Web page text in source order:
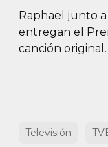
Raphael junto
entregan el
canción original.
Televisión